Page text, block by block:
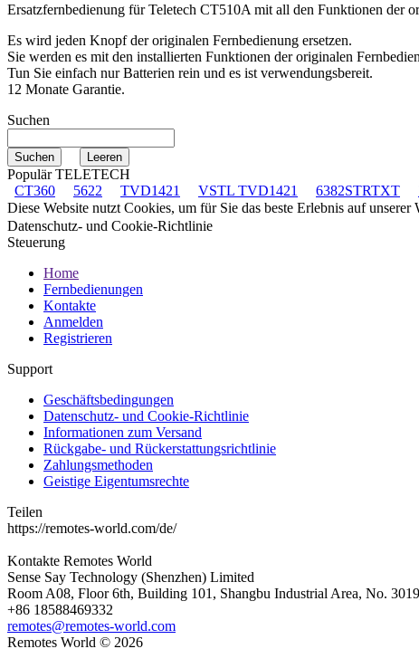
Ersatzfernbedienung fürTeletech CT510A mit all den Funktionen der
Es wird jeden Knopf der originalen Fernbedienung ersetzen.
Sie werden es mit den installierten Funktionen der originalen
Tun Sie einfach nur Batterien rein und es ist verwendungsbereit.
12 Monate Garantie.
Suchen
Populär TELETECH
CT360
5622 TVD1421 VSTL TVD1421 6382STRTXT
Diese Website nutzt Cookies, um für Sie das beste Erlebnis auf unserer
Datenschutz- und Cookie-Richtlinie
Steuerung
Home
Fernbedienungen
Kontakte
Anmelden
Registrieren
Support
Geschäftsbedingungen
Datenschutz- und Cookie-Richtlinie
Informationen zum Versand
Rückgabe- und Rückerstattungsrichtlinie
Zahlungsmethoden
Geistige Eigentumsrechte
Teilen
https://remotes-world.com/de/
Kontakte Remotes World
Sense Say Technology (Shenzhen) Limited
Room A08, Floor 6th, Building 101, Shangbu Industrial Area, No.
+86 18588469332
remotes@remotes-world.com
Remotes World © 2026